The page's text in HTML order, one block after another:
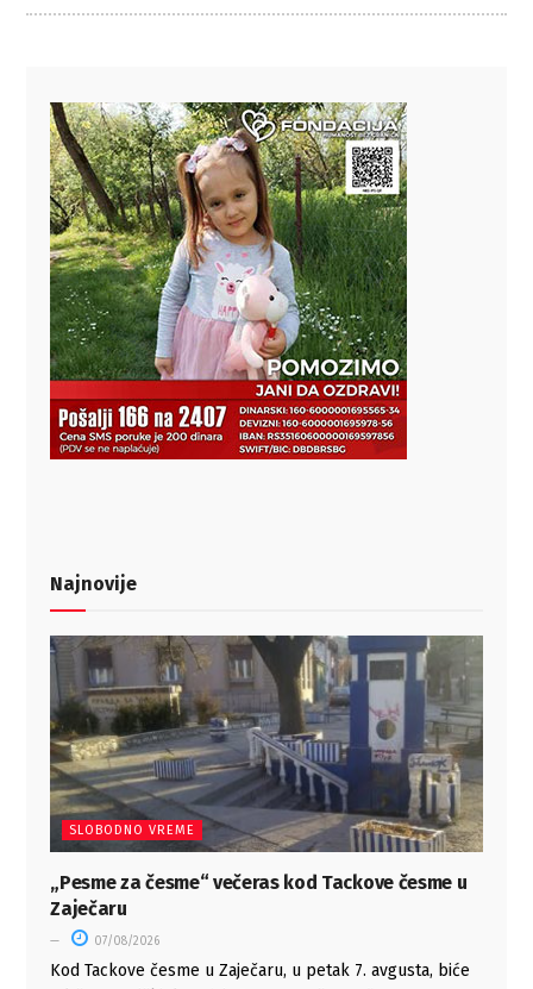
Najnovije
SLOBODNO VREME
„Pesme za česme“ večeras kod Tackove česme u
Zaječaru
07/08/2026
Kod Tackove česme u Zaječaru, u petak 7. avgusta, biće